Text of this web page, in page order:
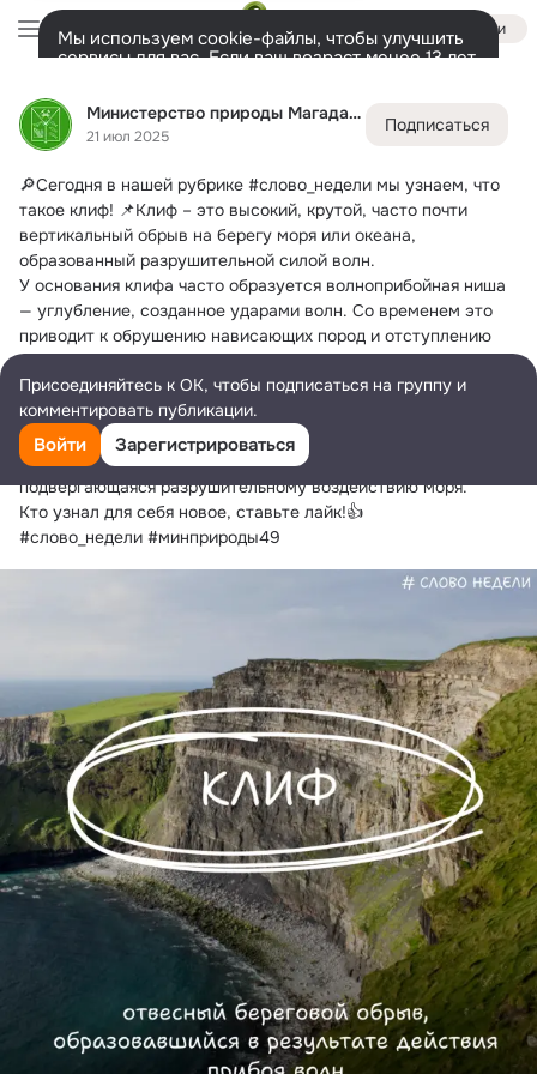
Министерство природы Магаданской области
21 июл 2025
Подписаться
🔎Сегодня в нашей рубрике #слово_недели мы узнаем, что
такое клиф! 📌Клиф – это высокий, крутой, часто почти
вертикальный обрыв на берегу моря или океана,
образованный разрушительной силой волн.
У основания клифа часто образуется волноприбойная ниша
— углубление, созданное ударами волн. Со временем это
приводит к обрушению нависающих пород и отступлению
обрыва вглубь суши, оставляя после себя плоскую
площадку – бенч.
📍Различают два основных типа клифов:
🔹Активный — развивающийся в настоящее время.
🔹Отмерший — более древняя стадия, уже не
подвергающаяся разрушительному воздействию моря.
Кто узнал для себя новое, ставьте лайк!👍
#слово_недели #минприроды49
Войти
Мы используем cookie-файлы, чтобы улучшить
сервисы для вас. Если ваш возраст менее 13 лет,
представитель.
Разрешить все Настроить
Лента Участники Ещё
Дополнительная
колонка
Всё1 586 Обсуждаемые
Присоединяйтесь к ОК, чтобы подписаться на группу и
комментировать публикации.
Войти Зарегистрироваться